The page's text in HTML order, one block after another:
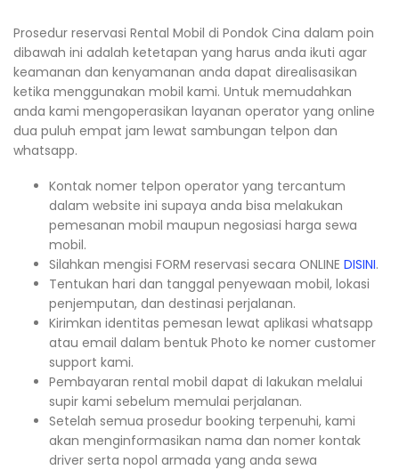
Prosedur reservasi Rental Mobil di Pondok Cina dalam poin
dibawah ini adalah ketetapan yang harus anda ikuti agar
keamanan dan kenyamanan anda dapat direalisasikan
ketika menggunakan mobil kami. Untuk memudahkan
anda kami mengoperasikan layanan operator yang online
dua puluh empat jam lewat sambungan telpon dan
whatsapp.
Kontak nomer telpon operator yang tercantum
dalam website ini supaya anda bisa melakukan
pemesanan mobil maupun negosiasi harga sewa
mobil.
Silahkan mengisi FORM reservasi secara ONLINE DISINI.
Tentukan hari dan tanggal penyewaan mobil, lokasi
penjemputan, dan destinasi perjalanan.
Kirimkan identitas pemesan lewat aplikasi whatsapp
atau email dalam bentuk Photo ke nomer customer
support kami.
Pembayaran rental mobil dapat di lakukan melalui
supir kami sebelum memulai perjalanan.
Setelah semua prosedur booking terpenuhi, kami
akan menginformasikan nama dan nomer kontak
driver serta nopol armada yang anda sewa